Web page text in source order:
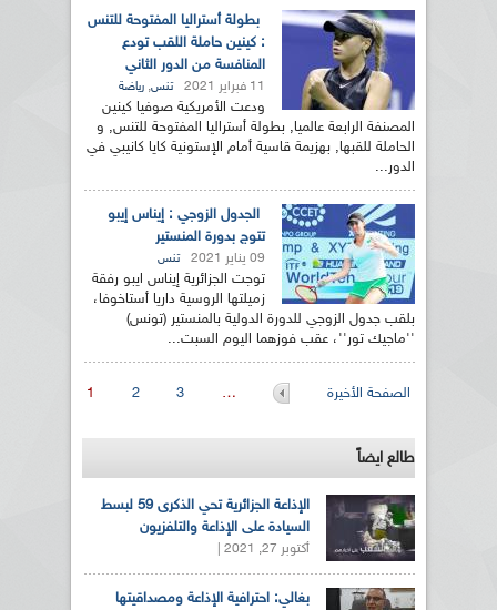
بطولة أستراليا المفتوحة للتنس
: كينين حاملة اللقب تودع
المنافسة من الدور الثاني
11 فبراير 2021 تنس, رياضة
ودعت الأمريكية صوفيا كينين
المصنفة الرابعة عالميا, بطولة أستراليا المفتوحة للتنس, و
الحاملة للقبها, بهزيمة قاسية أمام الإستونية كايا كانيبي في
الدور...
الجدول الزوجي : إيناس إيبو
تتوج بدورة المنستير
09 يناير 2021 تنس
توجت الجزائرية إيناس ايبو رفقة
زميلتها الروسية داريا أستاخوفا،
بلقب جدول الزوجي للدورة الدولية بالمنستير (تونس)
''ماجيك تور''، عقب فوزهما اليوم السبت...
الصفحات 1 2 3 … الصفحة الأخيرة
طالع ايضاً
الإذاعة الجزائرية تحي الذكرى 59 لبسط
السيادة على الإذاعة والتلفزيون
أكتوبر 27, 2021 |
بغالي: احترافية الإذاعة ومصداقيتها